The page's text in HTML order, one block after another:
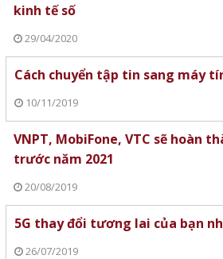
kinh tế số
29/04/2020
Cách chuyển tập tin sang máy
10/11/2019
VNPT, MobiFone, VTC sẽ hoàn
trước năm 2021
20/08/2019
5G thay đổi tương lai của bạn
26/07/2019